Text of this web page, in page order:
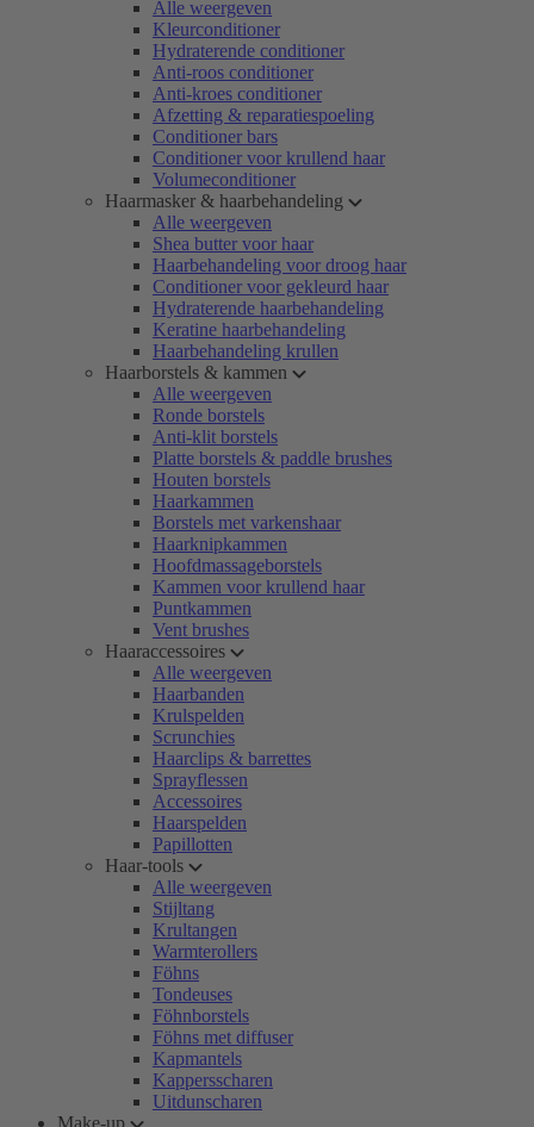
Alle weergeven
Kleurconditioner
Hydraterende conditioner
Anti-roos conditioner
Anti-kroes conditioner
Afzetting & reparatiespoeling
Conditioner bars
Conditioner voor krullend haar
Volumeconditioner
Haarmasker & haarbehandeling
Alle weergeven
Shea butter voor haar
Haarbehandeling voor droog haar
Conditioner voor gekleurd haar
Hydraterende haarbehandeling
Keratine haarbehandeling
Haarbehandeling krullen
Haarborstels & kammen
Alle weergeven
Ronde borstels
Anti-klit borstels
Platte borstels & paddle brushes
Houten borstels
Haarkammen
Borstels met varkenshaar
Haarknipkammen
Hoofdmassageborstels
Kammen voor krullend haar
Puntkammen
Vent brushes
Haaraccessoires
Alle weergeven
Haarbanden
Krulspelden
Scrunchies
Haarclips & barrettes
Sprayflessen
Accessoires
Haarspelden
Papillotten
Haar-tools
Alle weergeven
Stijltang
Krultangen
Warmterollers
Föhns
Tondeuses
Föhnborstels
Föhns met diffuser
Kapmantels
Kappersscharen
Uitdunscharen
Make-up